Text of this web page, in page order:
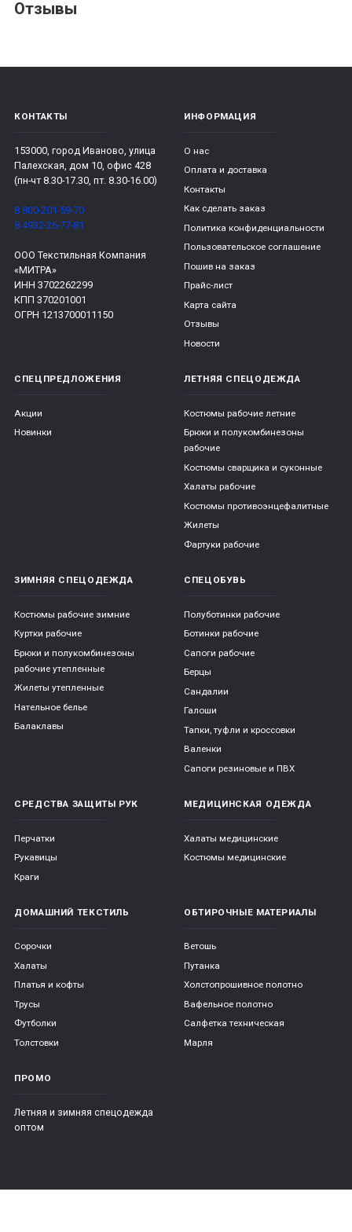
Отзывы
КОНТАКТЫ
153000, город Иваново, улица
Палехская, дом 10, офис 428
(пн-чт 8.30-17.30, пт. 8.30-16.00)
8 800-201-59-70
8 4932-26-77-81
ООО Текстильная Компания
«МИТРА»
ИНН 3702262299
КПП 370201001
ОГРН 1213700011150
ИНФОРМАЦИЯ
О нас
Оплата и доставка
Контакты
Как сделать заказ
Политика конфиденциальности
Пользовательское соглашение
Пошив на заказ
Прайс-лист
Карта сайта
Отзывы
Новости
СПЕЦПРЕДЛОЖЕНИЯ
Акции
Новинки
ЛЕТНЯЯ СПЕЦОДЕЖДА
Костюмы рабочие летние
Брюки и полукомбинезоны
рабочие
Костюмы сварщика и суконные
Халаты рабочие
Костюмы противоэнцефалитные
Жилеты
Фартуки рабочие
ЗИМНЯЯ СПЕЦОДЕЖДА
Костюмы рабочие зимние
Куртки рабочие
Брюки и полукомбинезоны
рабочие утепленные
Жилеты утепленные
Нательное белье
Балаклавы
СПЕЦОБУВЬ
Полуботинки рабочие
Ботинки рабочие
Сапоги рабочие
Берцы
Сандалии
Галоши
Тапки, туфли и кроссовки
Валенки
Сапоги резиновые и ПВХ
СРЕДСТВА ЗАЩИТЫ РУК
Перчатки
Рукавицы
Краги
МЕДИЦИНСКАЯ ОДЕЖДА
Халаты медицинские
Костюмы медицинские
ДОМАШНИЙ ТЕКСТИЛЬ
Сорочки
Халаты
Платья и кофты
Трусы
Футболки
Толстовки
ОБТИРОЧНЫЕ МАТЕРИАЛЫ
Ветошь
Путанка
Холстопрошивное полотно
Вафельное полотно
Салфетка техническая
Марля
ПРОМО
Летняя и зимняя спецодежда
оптом